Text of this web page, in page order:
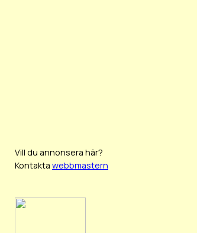
Vill du annonsera här?
Kontakta webbmastern